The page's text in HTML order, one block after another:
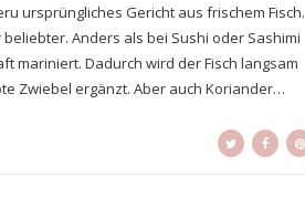
ursprüngliches Gericht aus frischem Fisch.
Anders als bei Sushi oder Sashimi
mariniert. Dadurch wird der Fisch langsam
Zwiebel ergänzt. Aber auch Koriander…